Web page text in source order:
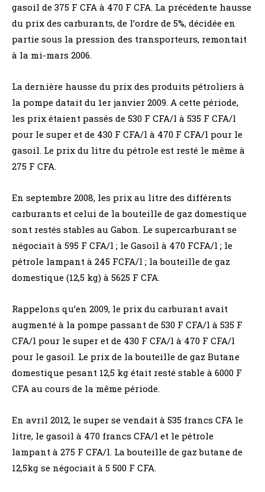
gasoil de 375 F CFA à 470 F CFA. La précédente hausse
du prix des carburants, de l’ordre de 5%, décidée en
partie sous la pression des transporteurs, remontait
à la mi-mars 2006.
La dernière hausse du prix des produits pétroliers à
la pompe datait du 1er janvier 2009. A cette période,
les prix étaient passés de 530 F CFA/l à 535 F CFA/l
pour le super et de 430 F CFA/l à 470 F CFA/l pour le
gasoil. Le prix du litre du pétrole est resté le même à
275 F CFA.
En septembre 2008, les prix au litre des différents
carburants et celui de la bouteille de gaz domestique
sont restés stables au Gabon. Le supercarburant se
négociait à 595 F CFA/l ; le Gasoil à 470 FCFA/l ; le
pétrole lampant à 245 FCFA/l ; la bouteille de gaz
domestique (12,5 kg) à 5625 F CFA.
Rappelons qu’en 2009, le prix du carburant avait
augmenté à la pompe passant de 530 F CFA/l à 535 F
CFA/l pour le super et de 430 F CFA/l à 470 F CFA/l
pour le gasoil. Le prix de la bouteille de gaz Butane
domestique pesant 12,5 kg était resté stable à 6000 F
CFA au cours de la même période.
En avril 2012, le super se vendait à 535 francs CFA le
litre, le gasoil à 470 francs CFA/l et le pétrole
lampant à 275 F CFA/l. La bouteille de gaz butane de
12,5kg se négociait à 5 500 F CFA.